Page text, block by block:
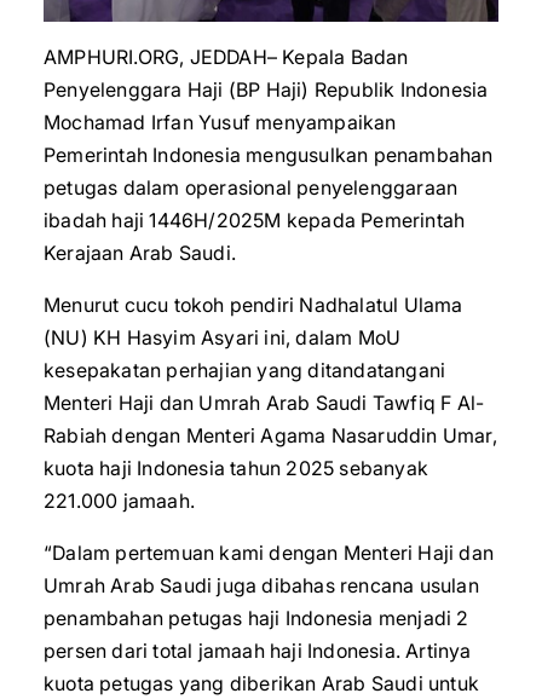
AMPHURI.ORG, JEDDAH– Kepala Badan
Penyelenggara Haji (BP Haji) Republik Indonesia
Mochamad Irfan Yusuf menyampaikan
Pemerintah Indonesia mengusulkan penambahan
petugas dalam operasional penyelenggaraan
ibadah haji 1446H/2025M kepada Pemerintah
Kerajaan Arab Saudi.
Menurut cucu tokoh pendiri Nadhalatul Ulama
(NU) KH Hasyim Asyari ini, dalam MoU
kesepakatan perhajian yang ditandatangani
Menteri Haji dan Umrah Arab Saudi Tawfiq F Al-
Rabiah dengan Menteri Agama Nasaruddin Umar,
kuota haji Indonesia tahun 2025 sebanyak
221.000 jamaah.
“Dalam pertemuan kami dengan Menteri Haji dan
Umrah Arab Saudi juga dibahas rencana usulan
penambahan petugas haji Indonesia menjadi 2
persen dari total jamaah haji Indonesia. Artinya
kuota petugas yang diberikan Arab Saudi untuk